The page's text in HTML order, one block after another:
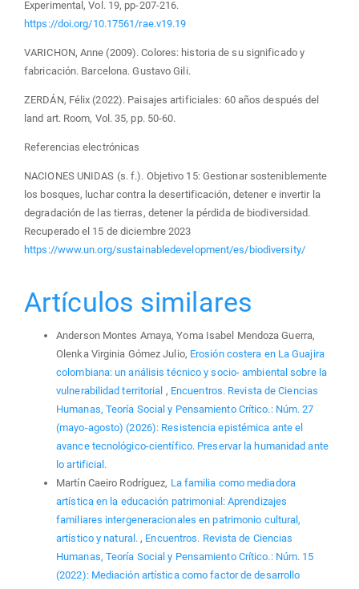
Experimental, Vol. 19, pp-207-216.
https://doi.org/10.17561/rae.v19.19
VARICHON, Anne (2009). Colores: historia de su significado y
fabricación. Barcelona. Gustavo Gili.
ZERDÁN, Félix (2022). Paisajes artificiales: 60 años después del
land art. Room, Vol. 35, pp. 50-60.
Referencias electrónicas
NACIONES UNIDAS (s. f.). Objetivo 15: Gestionar sosteniblemente
los bosques, luchar contra la desertificación, detener e invertir la
degradación de las tierras, detener la pérdida de biodiversidad.
Recuperado el 15 de diciembre 2023
https://www.un.org/sustainabledevelopment/es/biodiversity/
Artículos similares
Anderson Montes Amaya, Yoma Isabel Mendoza Guerra,
Olenka Virginia Gómez Julio, Erosión costera en La Guajira
colombiana: un análisis técnico y socio- ambiental sobre la
vulnerabilidad territorial , Encuentros. Revista de Ciencias
Humanas, Teoría Social y Pensamiento Crítico.: Núm. 27
(mayo-agosto) (2026): Resistencia epistémica ante el
avance tecnológico-científico. Preservar la humanidad ante
lo artificial.
Martín Caeiro Rodríguez, La familia como mediadora
artística en la educación patrimonial: Aprendizajes
familiares intergeneracionales en patrimonio cultural,
artístico y natural., Encuentros. Revista de Ciencias
Humanas, Teoría Social y Pensamiento Crítico.: Núm. 15
(2022): Mediación artística como factor de desarrollo